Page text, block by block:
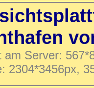
am Server:
2304*3456px,